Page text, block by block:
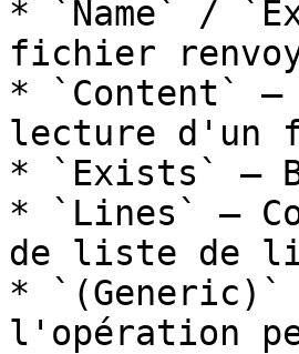
* `Name` /
fichier
* `Content`
lecture d'un
* `Exists` —
* `Lines` —
de liste de
* `(Generic)`
l'opération